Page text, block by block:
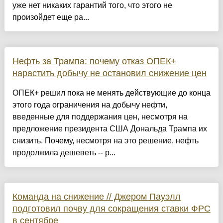
уже нет никаких гарантий того, что этого не
произойдет еще ра...
Нефть за Трампа: почему отказ ОПЕК+
нарастить добычу не остановил снижение цен
ОПЕК+ решил пока не менять действующие до конца
этого года ограничения на добычу нефти,
введенные для поддержания цен, несмотря на
предложение президента США Дональда Трампа их
снизить. Почему, несмотря на это решение, нефть
продолжила дешеветь -- р...
Команда на снижение // Джером Пауэлл
подготовил почву для сокращения ставки ФРС
в сентябре